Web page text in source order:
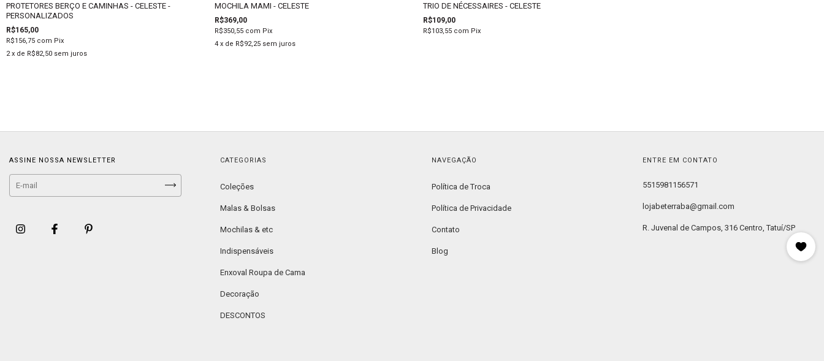
PROTETORES BERÇO E CAMINHAS - CELESTE -
PERSONALIZADOS
R$165,00
R$156,75 com Pix
2 x de R$82,50 sem juros
MOCHILA MAMI - CELESTE
R$369,00
R$350,55 com Pix
4 x de R$92,25 sem juros
TRIO DE NÉCESSAIRES - CELESTE
R$109,00
R$103,55 com Pix
ASSINE NOSSA NEWSLETTER CATEGORIAS
Coleções
Malas & Bolsas
Mochilas & etc
Indispensáveis
Enxoval Roupa de Cama
Decoração
DESCONTOS
NAVEGAÇÃO
Política de Troca
Política de Privacidade
Contato
Blog
ENTRE EM CONTATO
5515981156571
lojabeterraba@gmail.com
R. Juvenal de Campos, 316 Centro, Tatuí/SP